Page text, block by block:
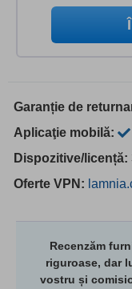
Garanție de
Aplicaţie mobilă:
Dispozitive/licență:
Oferte VPN:
Recenzăm
riguroase, dar
vostru și